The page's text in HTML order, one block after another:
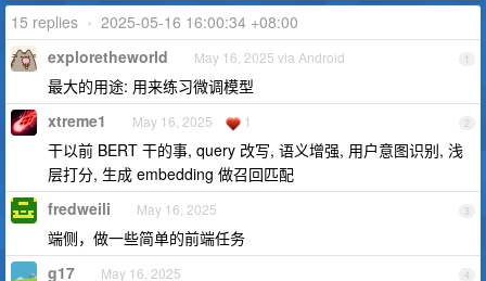
15 replies • 2025-05-16 16:00:34 +08:00
1
exploretheworld May 16, 2025 via Android
最大的用途: 用来练习微调模型
2
xtreme1 May 16, 2025 1
干以前 BERT 干的事, query 改写, 语义增强, 用户意图识别, 浅
层打分, 生成 embedding 做召回匹配
3
fredweili May 16, 2025
端侧，做一些简单的前端任务
4
g17 May 16, 2025